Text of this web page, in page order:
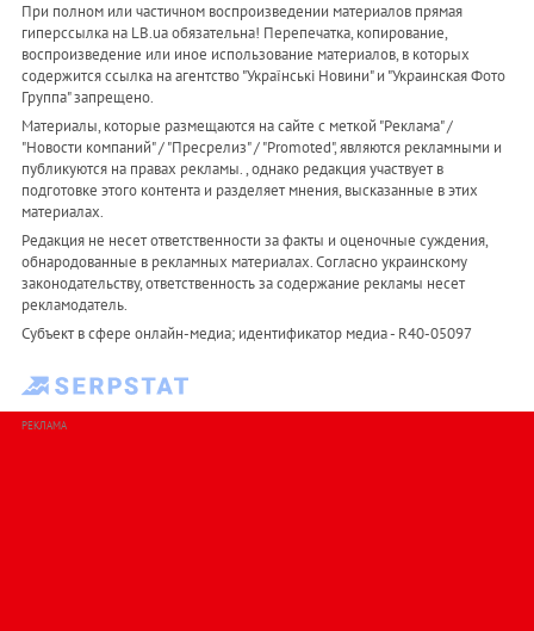
При полном или частичном воспроизведении материалов прямая
гиперссылка на LB.ua обязательна! Перепечатка, копирование,
воспроизведение или иное использование материалов, в которых
содержится ссылка на агентство "Українськi Новини" и "Украинская Фото
Группа" запрещено.
Материалы, которые размещаются на сайте с меткой "Реклама" /
"Новости компаний" / "Пресрелиз" / "Promoted", являются рекламными и
публикуются на правах рекламы. , однако редакция участвует в
подготовке этого контента и разделяет мнения, высказанные в этих
материалах.
Редакция не несет ответственности за факты и оценочные суждения,
обнародованные в рекламных материалах. Согласно украинскому
законодательству, ответственность за содержание рекламы несет
рекламодатель.
Субъект в сфере онлайн-медиа; идентификатор медиа - R40-05097
РЕКЛАМА